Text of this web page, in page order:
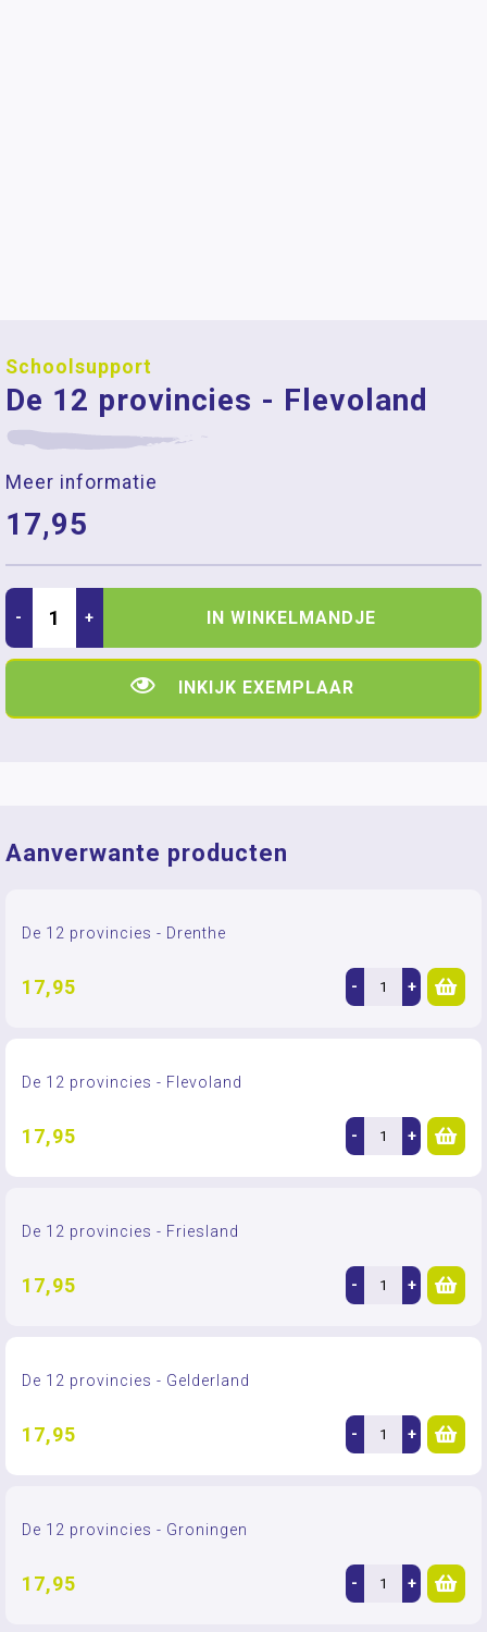
Schoolsupport
De 12 provincies - Flevoland
Meer informatie
17,95
- + IN WINKELMANDJE
INKIJK EXEMPLAAR
Aanverwante producten
De 12 provincies - Drenthe
17,95 - +
De 12 provincies - Flevoland
17,95 - +
De 12 provincies - Friesland
17,95 - +
De 12 provincies - Gelderland
17,95 - +
De 12 provincies - Groningen
17,95 - +